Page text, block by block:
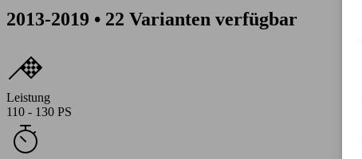
2013-2019 • 22 Varianten verfügbar
Leistung
110 - 130 PS